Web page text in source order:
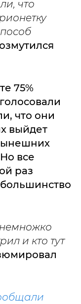
что
75%
что они
выйдет
все
раз
и кто тут